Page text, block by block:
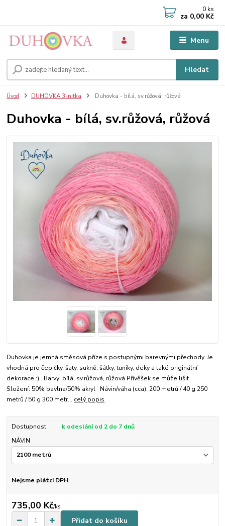
Menu
Hledat
0 ks
za 0,00 Kč
Úvod DUHOVKA 3-nitka Duhovka - bílá, sv.růžová, růžová
Duhovka - bílá, sv.růžová, růžová
Duhovka je jemná směsová příze s postupnými barevnými přechody. Je
vhodná pro čepičky, šaty, sukně, šátky, tuniky, deky a také originální
dekorace :) Barvy: bílá, sv.růžová, růžová Přívěšek se může lišit
Složení: 50% bavlna/50% akryl Návin/váha (cca): 200 metrů / 40 g 250
metrů / 50 g 300 metr... celý popis
Dostupnost
k odeslání od 2 do 7 dnů
NÁVIN
Nejsme plátci DPH
735,00 Kč/ks
Přidat do košíku